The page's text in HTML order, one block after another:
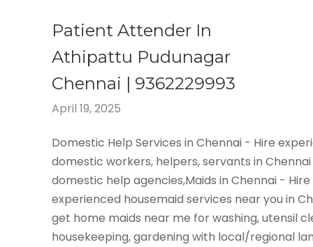
Patient Attender In
Athipattu Pudunagar
Chennai | 9362229993
April 19, 2025
Domestic Help Services in Chennai - Hire
domestic workers, helpers, servants in
domestic help agencies,Maids in Chennai - Hire
experienced housemaid services near you in
get home maids near me for washing, utensil
housekeeping, gardening with local/regional